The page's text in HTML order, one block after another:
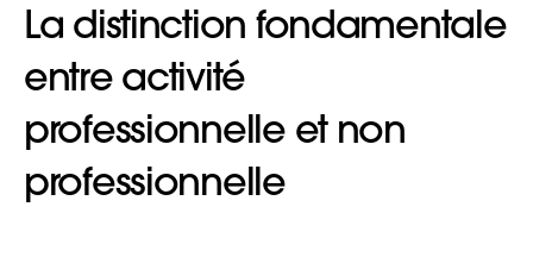
La distinction fondamentale
entre activité
professionnelle et non
professionnelle